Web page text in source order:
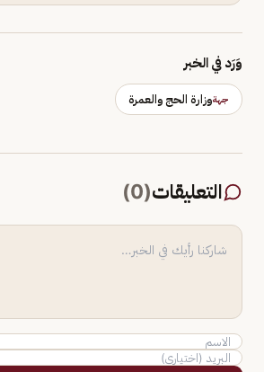
وَرَد في الخبر
جهةوزارة الحج والعمرة
التعليقات(
0
)